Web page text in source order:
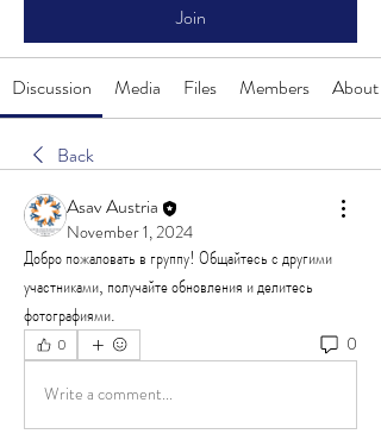
Join
Discussion Media Files Members About
Back
Asav Austria
November 1, 2024
Добро пожаловать в группу! Общайтесь с другими
участниками, получайте обновления и делитесь
фотографиями.
0 0
Write a comment...